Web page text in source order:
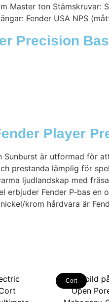
Master ton
Fender USA NPS
Precision
Player
Sunburst är utformad för
prestanda lämplig för
ljudlandskap med
erbjuder Fender P-bas
krom hårdvara är
Cort